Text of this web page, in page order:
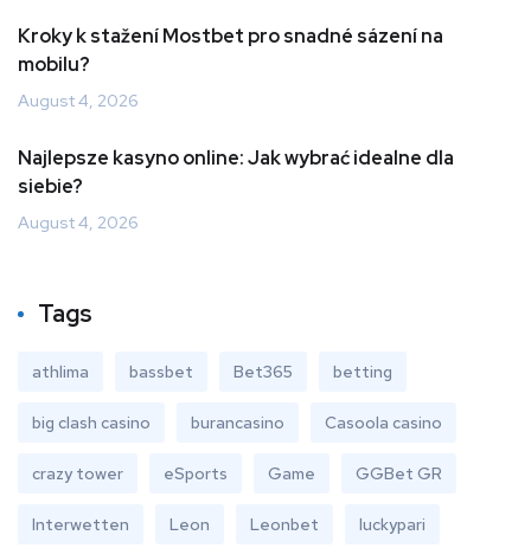
Kroky k stažení Mostbet pro snadné sázení na
mobilu?
August 4, 2026
Najlepsze kasyno online: Jak wybrać idealne dla
siebie?
August 4, 2026
Tags
athlima bassbet Bet365 betting
big clash casino burancasino Casoola casino
crazy tower eSports Game GGBet GR
Interwetten Leon Leonbet luckypari